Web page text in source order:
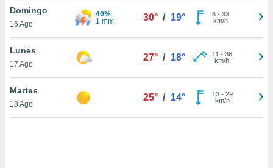
de
sitio
En
de que
el sitio
Domingo
16 Ago
40%
1 mm
30° / 19° 8- 33
km/h
Lunes
17 Ago
27° / 18° 11 - 36
km/h
Martes
18 Ago
25° / 14° 13- 29
km/h